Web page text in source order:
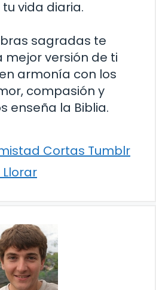
vida diaria.
sagradas te
mejor versión de ti
armonía con los
compasión y
enseña la Biblia.
Cortas Tumblr